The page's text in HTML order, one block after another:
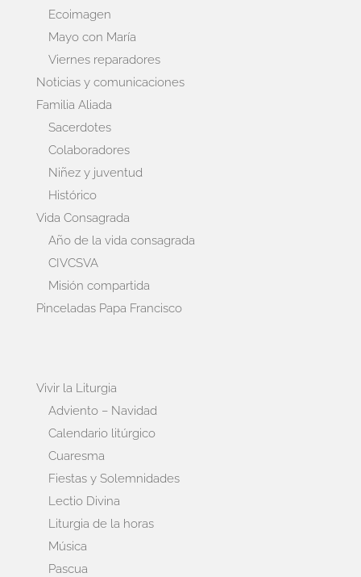
Ecoimagen
Mayo con María
Viernes reparadores
Noticias y comunicaciones
Familia Aliada
Sacerdotes
Colaboradores
Niñez y juventud
Histórico
Vida Consagrada
Año de la vida consagrada
CIVCSVA
Misión compartida
Pinceladas Papa Francisco
Vivir la Liturgia
Adviento – Navidad
Calendario litúrgico
Cuaresma
Fiestas y Solemnidades
Lectio Divina
Liturgia de la horas
Música
Pascua